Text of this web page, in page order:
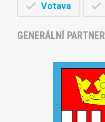
Votava
GENERÁLNÍ PARTNER